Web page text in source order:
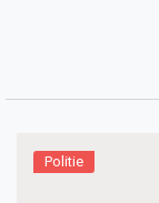
voor de prijzen
Politie